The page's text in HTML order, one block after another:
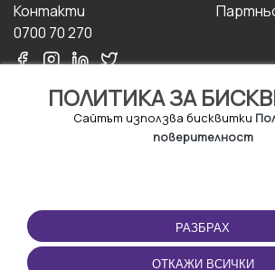
ПОЛИТИКА ЗА
Сайтът използва бисквитки
поверителност
РАЗБРАХ
ОТКАЖИ ВСИЧКИ
Контакти
0700 70 270
ПОЛЗВАНЕ
Правила и условия за
ползване